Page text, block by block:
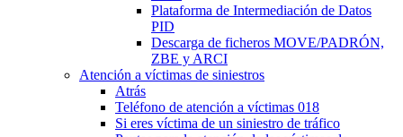
Plataforma de Intermediación de Datos
PID
Descarga de ficheros MOVE/PADRÓN,
ZBE y ARCI
Atención a víctimas de siniestros
Atrás
Teléfono de atención a víctimas 018
Si eres víctima de un siniestro de tráfico